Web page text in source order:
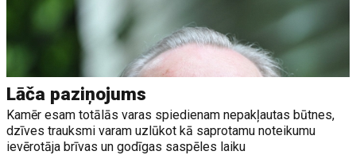
Lāča paziņojums
Kamēr esam totālās varas spiedienam nepakļautas būtnes,
dzīves trauksmi varam uzlūkot kā saprotamu noteikumu
ievērotāja brīvas un godīgas saspēles laiku